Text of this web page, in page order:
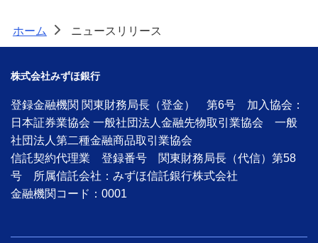
ホーム > ニュースリリース
株式会社みずほ銀行
登録金融機関 関東財務局長（登金） 第6号 加入協会：
日本証券業協会 一般社団法人金融先物取引業協会 一般
社団法人第二種金融商品取引業協会
信託契約代理業 登録番号 関東財務局長（代信）第58
号 所属信託会社：みずほ信託銀行株式会社
金融機関コード：0001